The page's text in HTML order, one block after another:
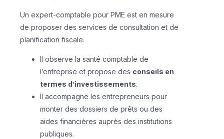
Un expert-comptable pour PME est en mesure
de proposer des services de consultation et de
planification fiscale.
Il observe la santé comptable de
l’entreprise et propose des conseils en
termes d’investissements.
Il accompagne les entrepreneurs pour
monter des dossiers de prêts ou des
aides financières auprès des institutions
publiques.